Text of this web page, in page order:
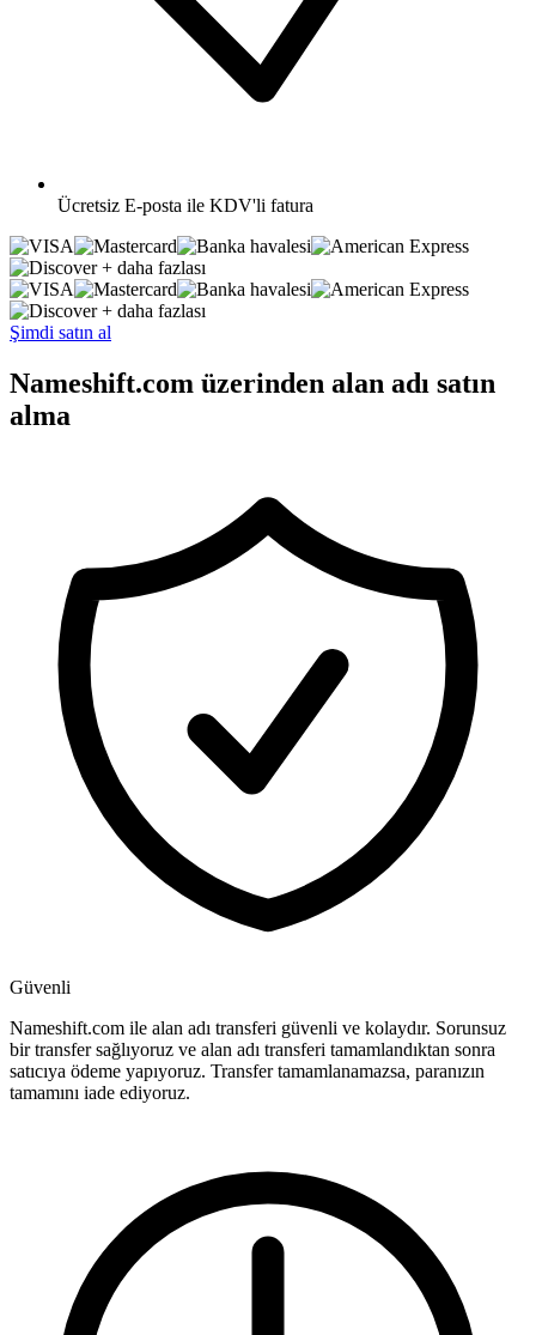
Ücretsiz E-posta ile KDV'li fatura
+ daha fazlası
+ daha fazlası
Şimdi satın al
Nameshift.com üzerinden alan adı satın
alma
Güvenli
Nameshift.com ile alan adı transferi güvenli ve kolaydır. Sorunsuz
bir transfer sağlıyoruz ve alan adı transferi tamamlandıktan sonra
satıcıya ödeme yapıyoruz. Transfer tamamlanamazsa, paranızın
tamamını iade ediyoruz.